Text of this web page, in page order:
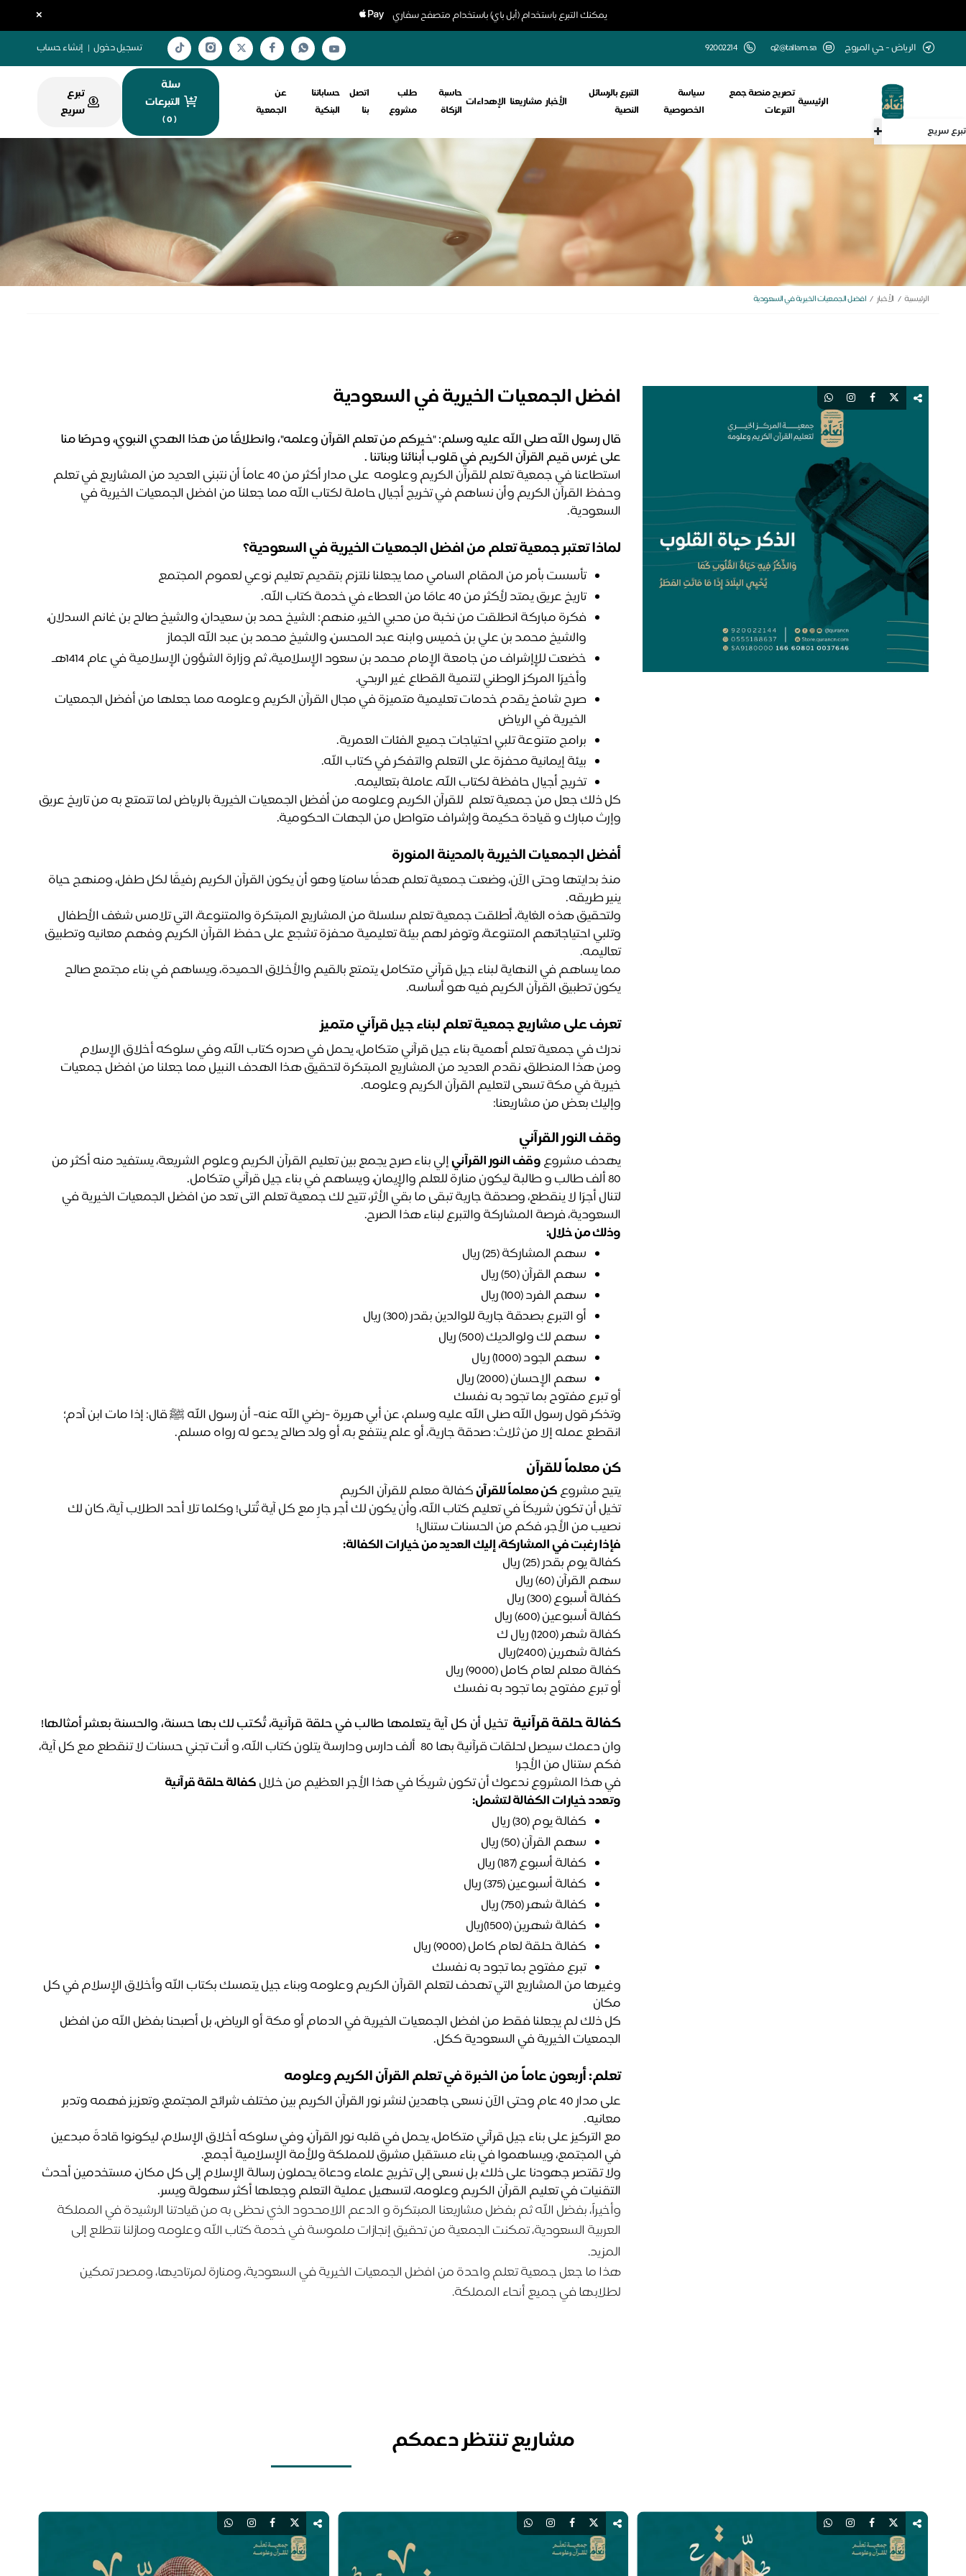
يمكنك التبرع باستخدام (أبل باي) باستخدام متصفح سفاري ×
تبرع سريع
الرياض - حي المروج q2@tallam.sa تسجيل دخول | إنشاء حساب
الرئيسية
تصريح منصة جمع
التبرعات
سياسة
الخصوصية
التبرع بالرسائل
النصية
الأخبار مشاريعنا الإهداءات
حاسبة
الزكاة
طلب
مشروع
اتصل
بنا
حساباتنا
البنكية
عن
الجمعية
سلة
التبرعات
(
0
)
تبرع
سريع
الرئيسية الأخبار افضل الجمعيات الخيرية في السعودية
افضل الجمعيات الخيرية في السعودية
قال رسول الله صلى الله عليه وسلم: "خيركم من تعلم القرآن وعلمه"، وانطلاقًا من هذا الهدي النبوي، وحرصًا منا
على غرس قيم القرآن الكريم في قلوب أبنائنا وبناتنا .
السعودية.
لماذا تعتبر جمعية تعلم من افضل الجمعيات الخيرية في السعودية؟
تأسست بأمر من المقام السامي مما يجعلنا نلتزم بتقديم تعليم نوعي لعموم المجتمع
تاريخ عريق يمتد لأكثر من 40 عامًا من العطاء في خدمة كتاب الله.
والشيخ محمد بن علي بن خميس وابنه عبد المحسن، والشيخ محمد بن عبد الله الجماز
خضعت للإإشراف من جامعة الإمام محمد بن سعود الإسلامية، ثم وزارة الشؤون الإسلامية في عام 1414هـ
وأخيرًا المركز الوطني لتنمية القطاع غير الربحي.
الخيرية في الرياض
برامج متنوعة تلبي احتياجات جميع الفئات العمرية.
بيئة إيمانية محفزة على التعلم والتفكر في كتاب الله.
تخريج أجيال حافظة لكتاب الله، عاملة بتعاليمه.
وإرث مبارك و قيادة حكيمة وإشراف متواصل من الجهات الحكومية.
أفضل الجمعيات الخيرية بالمدينة المنورة
ينير طريقه.
تعاليمه.
يكون تطبيق القرآن الكريم فيه هو أساسه.
تعرف على مشاريع جمعية تعلم لبناء جيل قرآني متميز
ندرك في جمعية تعلم أهمية بناء جيل قرآني متكامل، يحمل في صدره كتاب الله، وفي سلوكه أخلاق الإسلام
خيرية في مكة تسعى لتعليم القرآن الكريم وعلومه.
وإليك بعض من مشاريعنا:
وقف النور القرآني
يهدف مشروع وقف النور القرآني
80 ألف طالب و طالبة ليكون منارة للعلم والإيمان، ويساهم في بناء جيل قرآني متكامل.
السعودية، فرصة المشاركة والتبرع لبناء هذا الصرح.
وذلك من خلال:
سهم المشاركة (25) ريال
سهم القرآن (50) ريال
سهم الفرد (100) ريال
أو التبرع بصدقة جارية للوالدين بقدر (300) ريال
سهم لك ولوالديك (500) ريال
سهم الجود (1000) ريال
سهم الإحسان (2000) ريال
أو تبرع مفتوح بما تجود به نفسك
انقطع عمله إلا من ثلاث: صدقة جارية، أو علم ينتفع به، أو ولد صالح يدعو له رواه مسلم.
كن معلماً للقرآن
يتيح مشروع كن معلماً للقرآن كفالة معلم للقرآن الكريم
نصيب من الأجر، فكم من الحسنات ستنال!
فإذا رغبت في المشاركة، إليك العديد من خيارات الكفالة:
كفالة يوم بقدر (25) ريال
سهم القرآن (60) ريال
كفالة أسبوع (300) ريال
كفالة أسبوعين (600) ريال
كفالة شهر (1200) ريال ك
كفالة شهرين (2400)ريال
كفالة معلم لعام كامل (9000) ريال
أو تبرع مفتوح بما تجود به نفسك
كفالة حلقة قرآنية تخيل أن كل آية يتعلمها طالب في حلقة قرآنية، تُكتب لك بها حسنة، والحسنة بعشر أمثالها!
وان دعمك سيصل لحلقات قرآنية بها 80  ألف دارس ودارسة يتلون كتاب الله، و أنت تجني حسنات لا تنقطع مع كل آية،
فكم ستنال من الأجر!
في هذا المشروع ندعوك أن تكون شريكًا في هذا الأجر العظيم من خلال كفالة حلقة قرآنية
وتعدد خيارات الكفالة لتشمل:
كفالة يوم (30) ريال
سهم القرآن (50) ريال
كفالة أسبوع (187) ريال
كفالة أسبوعين (375) ريال
كفالة شهر (750) ريال
كفالة شهرين (1500)ريال
كفالة حلقة لعام كامل (9000) ريال
تبرع مفتوح بما تجود به نفسك
مكان
الجمعيات الخيرية في السعودية ككل.
تعلم: أربعون عاماً من الخبرة في تعلم القرآن الكريم وعلومه
على مدار 40 عام وحتى الآن نسعى جاهدين لنشر نور القرآن الكريم بين مختلف شرائح المجتمع، وتعزيز فهمه وتدبر
معانيه.
في المجتمع، ويساهموا في بناء مستقبل مشرق للمملكة وللأمة الإسلامية أجمع.
التقنيات في تعليم القرآن الكريم وعلومه، لتسهيل عملية التعلم وجعلها أكثر سهولة ويسر.
وأخيراً، بفضل الله ثم بفضل مشاريعنا المبتكرة و الدعم اللامحدود الذي نحظى به من قيادتنا الرشيدة في المملكة
العربية السعودية، تمكنت الجمعية من تحقيق إنجازات ملموسة في خدمة كتاب الله وعلومه ومازلنا نتطلع إلى
المزيد.
هذا ما جعل جمعية تعلم واحدة من افضل الجمعيات الخيرية في السعودية، ومنارة لمرتاديها، ومصدر تمكين
لطلابها في جميع أنحاء المملكة.
مشاريع تنتظر دعمكم